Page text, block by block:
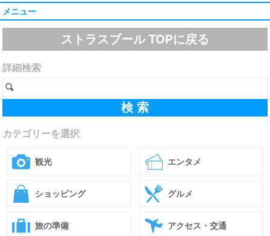
メニュー
ストラスブール TOPに戻る
詳細検索
カテゴリーを選択
観光 エンタメ
ショッピング グルメ
旅の準備 アクセス・交通